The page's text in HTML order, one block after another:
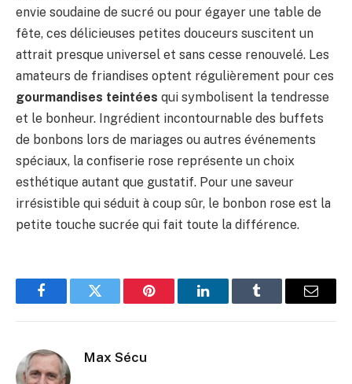
envie soudaine de sucré ou pour égayer une table de
fête, ces délicieuses petites douceurs suscitent un
attrait presque universel et sans cesse renouvelé. Les
amateurs de friandises optent régulièrement pour ces
gourmandises teintées qui symbolisent la tendresse
et le bonheur. Ingrédient incontournable des buffets
de bonbons lors de mariages ou autres événements
spéciaux, la confiserie rose représente un choix
esthétique autant que gustatif. Pour une saveur
irrésistible qui séduit à coup sûr, le bonbon rose est la
petite touche sucrée qui fait toute la différence.
FacebookTwitter Pinterest LinkedInTumblr Email
Max Sécu